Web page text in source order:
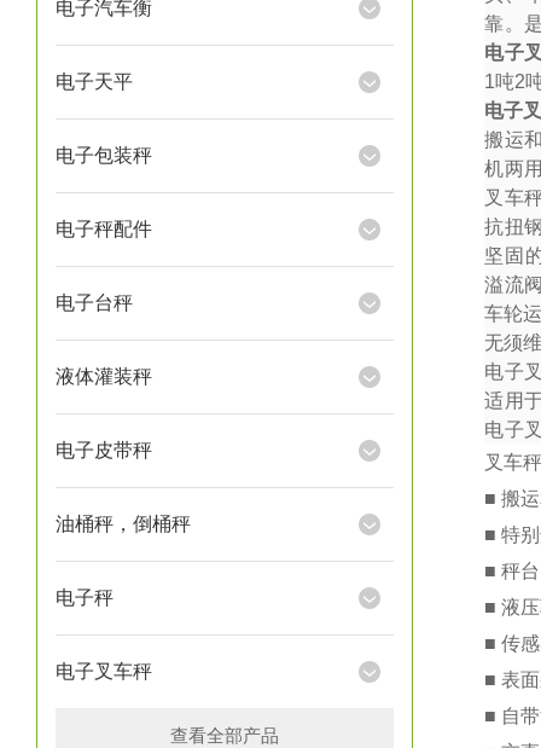
电子汽车衡
电子天平
电子包装秤
电子秤配件
电子台秤
液体灌装秤
电子皮带秤
油桶秤，倒桶秤
电子秤
电子叉车秤
查看全部产品
靠。
电子
1吨2
电子
搬运
机两
叉车
抗扭
坚固
溢流
车轮
无须
电子
适用
电子
叉车
■ 搬
■ 特
■ 秤
■ 液
■ 传
■ 表
■ 自